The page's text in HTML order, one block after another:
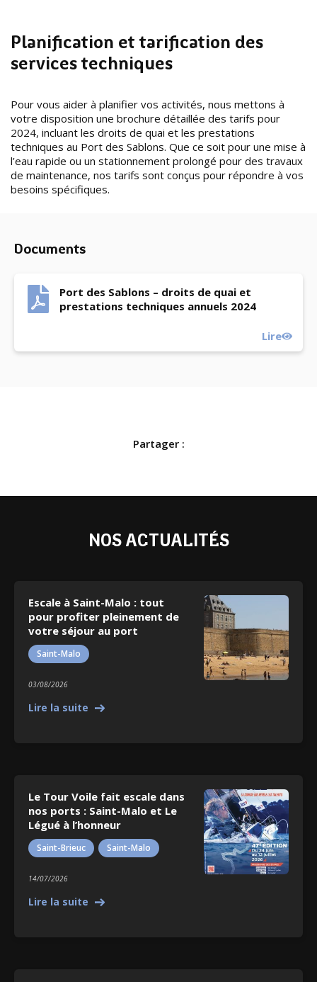
Planification et tarification des
services techniques
Pour vous aider à planifier vos activités, nous mettons à
votre disposition une brochure détaillée des tarifs pour
2024, incluant les droits de quai et les prestations
techniques au Port des Sablons. Que ce soit pour une mise à
l’eau rapide ou un stationnement prolongé pour des travaux
de maintenance, nos tarifs sont conçus pour répondre à vos
besoins spécifiques.
Documents
Port des Sablons – droits de quai et
prestations techniques annuels 2024
Lire
Partager :
NOS ACTUALITÉS
Escale à Saint-Malo : tout
pour profiter pleinement de
votre séjour au port
Saint-Malo
03/08/2026
Lire la suite
Le Tour Voile fait escale dans
nos ports : Saint-Malo et Le
Légué à l’honneur
Saint-Brieuc Saint-Malo
14/07/2026
Lire la suite